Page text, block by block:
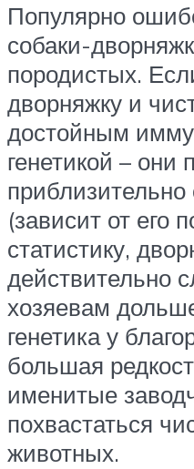
Популярно
собаки-
породистых.
дворняжку и
достойным
генетикой – они
приблизительно
(зависит от его
статистику,
действительно
хозяевам
генетика у
большая
именитые
похвастаться
животных.